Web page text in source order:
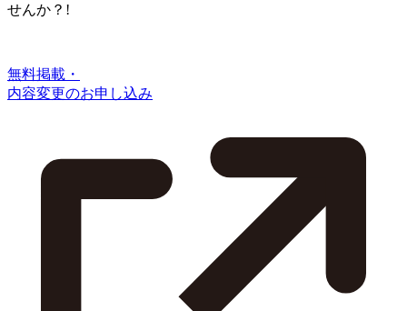
せんか？!
無料掲載・
内容変更のお申し込み